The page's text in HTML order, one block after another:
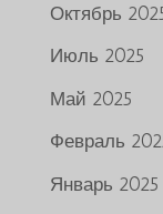
Октябрь
Июль 2025
Май 2025
Февраль
Январь 2025